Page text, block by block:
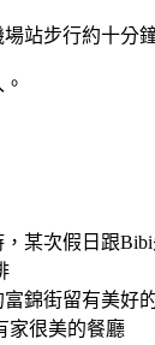
站步行約十分
某次假日跟
錦街留有美好
家很美的餐廳